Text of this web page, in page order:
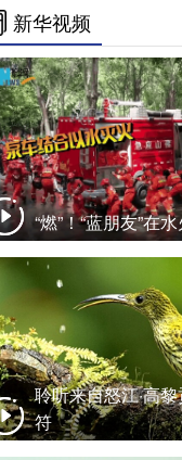
新华视频
“燃”！“蓝朋友”在
聆听来自怒江·高
符